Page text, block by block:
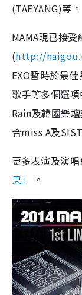
(TAEYANG)等。
MAMA現已接受
(http://
EXO暫時於最
歌手等多個選
Rain及韓國樂
合miss A及
更多表演及演
果」
。